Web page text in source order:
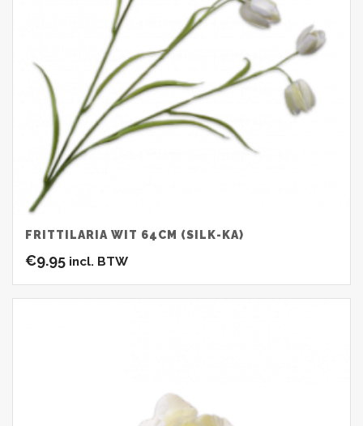
FRITTILARIA WIT 64CM (SILK-KA)
€9.95 incl. BTW